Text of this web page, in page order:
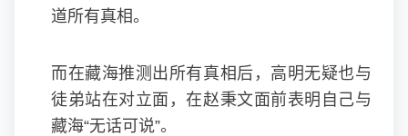
道所有真相。
而在藏海推测出所有真相后，高明无疑也与
徒弟站在对立面，在赵秉文面前表明自己与
藏海“无话可说”。